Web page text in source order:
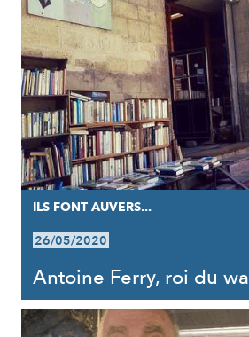
ILS FONT AUVERS...
26/05/2020
Antoine Ferry, roi du